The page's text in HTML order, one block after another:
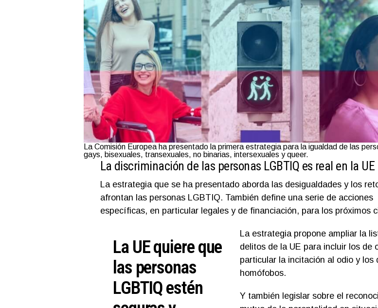
La Comisión Europea ha presentado la primera estrategia para la igualdad de las
gays, bisexuales, transexuales, no binarias, intersexuales y queer.
La discriminación de las personas LGBTIQ es real en la UE
La estrategia que se ha presentado aborda las desigualdades y los
afrontan las personas LGBTIQ. También define una serie de acciones
específicas, en particular legales y de financiación, para los próximos
La UE quiere que
las personas
LGBTIQ estén
La estrategia propone ampliar la
delitos de la UE para incluir los de
particular la incitación al odio y los
homófobos.
Y también legislar sobre el